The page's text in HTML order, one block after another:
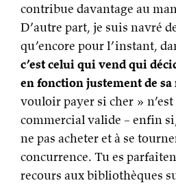
contribue davantage au
D’autre part, je suis navré
qu’encore pour l’instant,
c’est celui qui vend qui
en fonction justement de
vouloir payer si cher »
commercial valide – enfin
ne pas acheter et à se
concurrence. Tu es
recours aux bibliothèques